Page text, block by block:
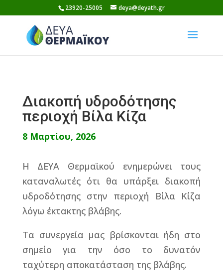
to
content
23920-25005 deya@deyath.gr
Διακοπή υδροδότησης
περιοχή Βίλα Κίζα
8 Μαρτίου, 2026
Η ΔΕΥΑ Θερμαϊκού ενημερώνει τους
καταναλωτές ότι θα υπάρξει διακοπή
υδροδότησης στην περιοχή Βίλα Κίζα
λόγω έκτακτης βλάβης.
Τα συνεργεία μας βρίσκονται ήδη στο
σημείο για την όσο το δυνατόν
ταχύτερη αποκατάσταση της βλάβης.